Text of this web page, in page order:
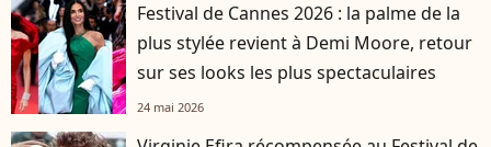
Festival de Cannes 2026 : la palme de la
plus stylée revient à Demi Moore, retour
sur ses looks les plus spectaculaires
24 mai 2026